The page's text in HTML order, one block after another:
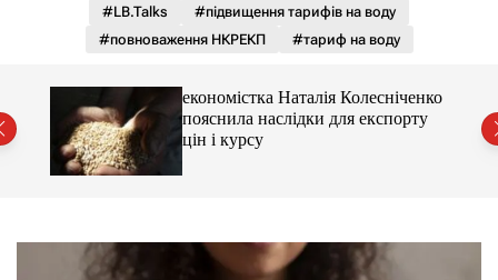
у
к
а
о
л
ь
г
#LB.Talks
#підвищення тарифів на воду
#повноваження НКРЕКП
#тариф на воду
економістка Наталія Колесніченко
пояснила наслідки для експорту
цін і курсу